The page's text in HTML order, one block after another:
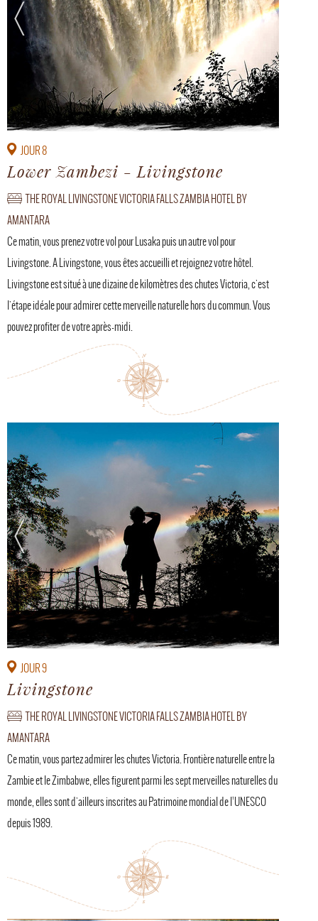
JOUR 8
Lower Zambezi - Livingstone
THE ROYAL LIVINGSTONE VICTORIA FALLS ZAMBIA HOTEL BY
AMANTARA
Ce matin, vous prenez votre vol pour Lusaka puis un autre vol pour
Livingstone. A Livingstone, vous êtes accueilli et rejoignez votre hôtel.
Livingstone est situé à une dizaine de kilomètres des chutes Victoria, c'est
l'étape idéale pour admirer cette merveille naturelle hors du commun. Vous
pouvez profiter de votre après-midi.
JOUR 9
Livingstone
THE ROYAL LIVINGSTONE VICTORIA FALLS ZAMBIA HOTEL BY
AMANTARA
Ce matin, vous partez admirer les chutes Victoria. Frontière naturelle entre la
Zambie et le Zimbabwe, elles figurent parmi les sept merveilles naturelles du
monde, elles sont d'ailleurs inscrites au Patrimoine mondial de l’UNESCO
depuis 1989.